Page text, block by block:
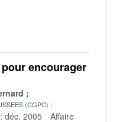
encourager
(CGPC)
déc. 2005
Affaire